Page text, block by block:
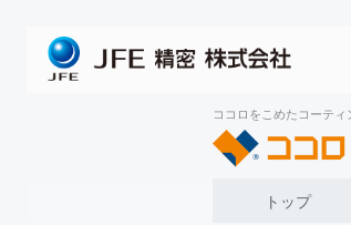
ココロをこめたコーティ
トップ